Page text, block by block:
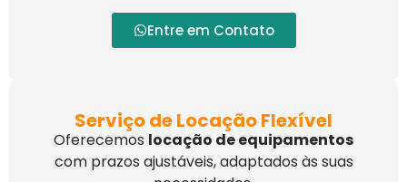
Entre em Contato
Serviço de Locação Flexível
Oferecemos locação de equipamentos
com prazos ajustáveis, adaptados às suas